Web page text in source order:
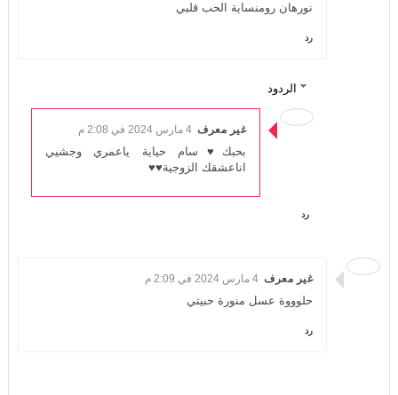
نورهان رومنساية الحب قلبي
رد
الردود
غير معرف 4 مارس 2024 في 2:08 م
بحبك♥سام حياية ياعمري وجشيي
اناعشقك الزوجية♥♥
رد
غير معرف 4 مارس 2024 في 2:09 م
حلوووة عسل منورة حبيتي
رد